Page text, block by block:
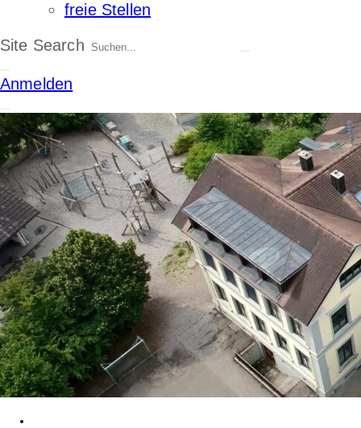
freie Stellen
Site Search
Anmelden